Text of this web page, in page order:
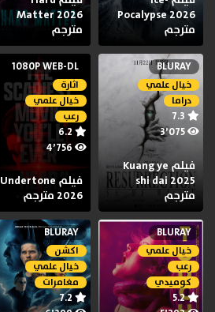
Pocalypse 2026
مترجم
Matter 2026
مترجم
BLURAY
خيال علمي
دراما
فيلم Kuang ye
shi dai 2025
مترجم
1080P WEB-DL
اثارة
خيال علمي
رعب
6.2
4٬756
فيلم Undertone
2026 مترجم
BLURAY
خيال علمي
رعب
كوميدي
5.2
BLURAY
اكشن
خيال علمي
مغامرات
7.2